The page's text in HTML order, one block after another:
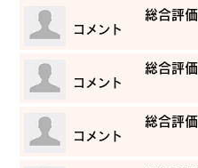
​総合評価
​コメント
​総合評価
​コメント
​総合評価
​コメント